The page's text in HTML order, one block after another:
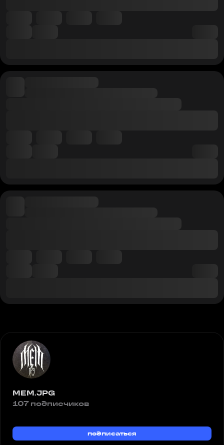
MEM.JPG
107 подписчиков
подписаться